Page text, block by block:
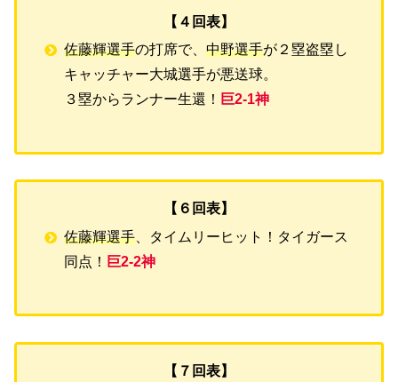
【４回表】
佐藤輝選手の打席で、中野選手が２塁盗塁し
キャッチャー大城選手が悪送球。
３塁からランナー生還！ 巨2-1神
【６回表】
佐藤輝選手 、タイムリーヒット！タイガース
同点！ 巨2-2神
【７回表】